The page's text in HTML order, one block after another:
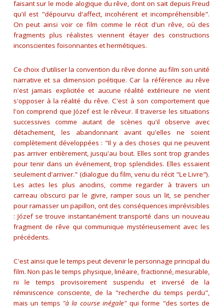
faisant sur le mode alogique du rêve, dont on sait depuis Freud
qu'il est "dépourvu d'affect, incohérent et incompréhensible".
On peut ainsi voir ce film comme le récit d'un rêve, où des
fragments plus réalistes viennent étayer des constructions
inconscientes foisonnantes et hermétiques.
Ce choix d'utiliser la convention du rêve donne au film son unité
narrative et sa dimension poétique. Car la référence au rêve
n'est jamais explicitée et aucune réalité extérieure ne vient
s'opposer à la réalité du rêve. C'est à son comportement que
l'on comprend que Józef est le rêveur. Il traverse les situations
successives comme autant de scènes qu'il observe avec
détachement, les abandonnant avant qu'elles ne soient
complètement développées : "Il y a des choses qui ne peuvent
pas arriver entièrement, jusqu'au bout. Elles sont trop grandes
pour tenir dans un événement, trop splendides. Elles essaient
seulement d'arriver." (dialogue du film, venu du récit "Le Livre").
Les actes les plus anodins, comme regarder à travers un
carreau obscurci par le givre, ramper sous un lit, se pencher
pour ramasser un papillon, ont des conséquences imprévisibles
: Józef se trouve instantanément transporté dans un nouveau
fragment de rêve qui communique mystérieusement avec les
précédents.
C'est ainsi que le temps peut devenir le personnage principal du
film. Non pas le temps physique, linéaire, fractionné, mesurable,
ni le temps provisoirement suspendu et inversé de la
réminiscence consciente, de la "recherche du temps perdu",
mais un temps "à la course inégale"qui forme "des sortes de